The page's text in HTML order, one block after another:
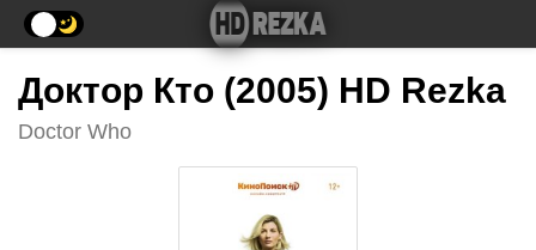
Доктор Кто (2005) HD Rezka
Doctor Who